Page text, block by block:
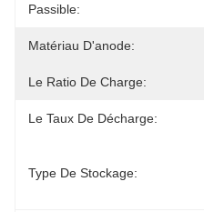
Passible:
Matériau D'anode:
Le Ratio De Charge:
Le Taux De Décharge:
Type De Stockage: